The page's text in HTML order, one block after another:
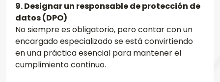
9. Designar un responsable de protección de
datos (DPO)
No siempre es obligatorio, pero contar con un
encargado especializado se está convirtiendo
en una práctica esencial para mantener el
cumplimiento continuo.